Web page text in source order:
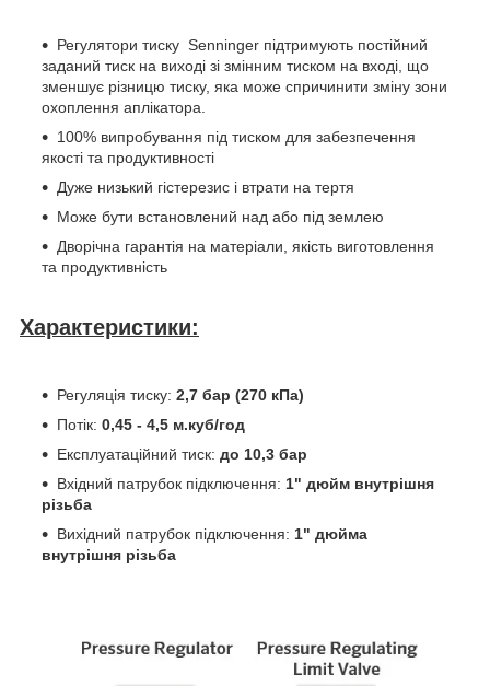
Регулятори тиску Senninger підтримують постійний
заданий тиск на виході зі змінним тиском на вході, що
зменшує різницю тиску, яка може спричинити зміну зони
охоплення аплікатора.
100% випробування під тиском для забезпечення
якості та продуктивності
Дуже низький гістерезис і втрати на тертя
Може бути встановлений над або під землею
Дворічна гарантія на матеріали, якість виготовлення
та продуктивність
Характеристики:
Регуляція тиску: 2,7 бар (270 кПа)
Потік: 0,45 - 4,5 м.куб/год
Експлуатаційний тиск: до 10,3 бар
Вхідний патрубок підключення: 1" дюйм внутрішня
різьба
Вихідний патрубок підключення: 1" дюйма
внутрішня різьба